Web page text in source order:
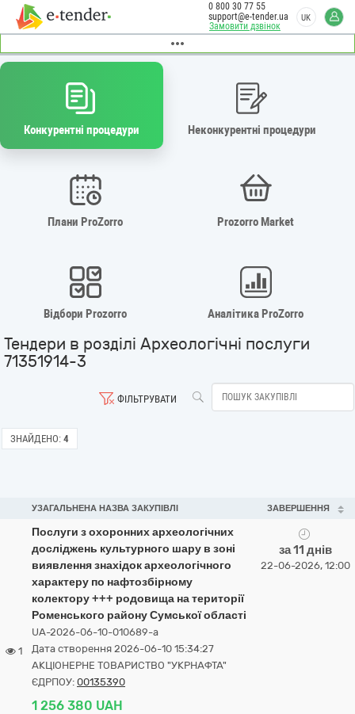
Замовити дзвінок
0 800 30 77 55
support@e-tender.ua
UK
Конкурентні процедури Неконкурентні процедури
Плани ProZorro Prozorro Market
Відбори Prozorro Аналітика ProZorro
Тендери в розділі Археологічні послуги
71351914-3
ФІЛЬТРУВАТИ
ЗНАЙДЕНО: 4
УЗАГАЛЬНЕНА НАЗВА ЗАКУПІВЛІ ЗАВЕРШЕННЯ
1
Послуги з охоронних археологічних
досліджень культурного шару в зоні
виявлення знахідок археологічного
характеру по нафтозбірному
колектору +++ родовища на території
Роменського району Сумської області
UA-2026-06-10-010689-a
Дата створення 2026-06-10 15:34:27
АКЦІОНЕРНЕ ТОВАРИСТВО "УКPНAФТА"
ЄДРПОУ: 00135390
1 256 380 UAH
за 11 днів
22-06-2026, 12:00